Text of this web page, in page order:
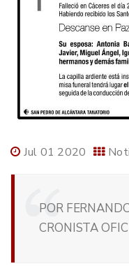
Jul 01 2020
POR
CRONISTA